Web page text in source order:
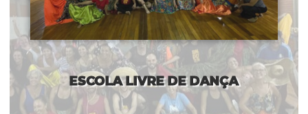
ESCOLA LIVRE DE DANÇA